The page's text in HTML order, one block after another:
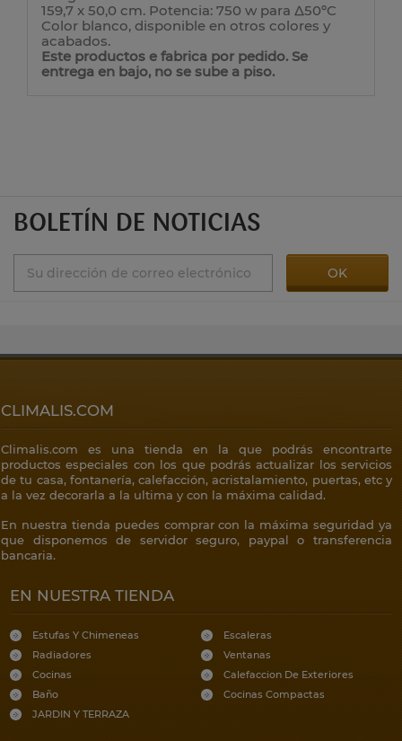
159,7 x 50,0 cm. Potencia: 750 w para Δ50ºC
Color blanco, disponible en otros colores y
acabados.
Este productos e fabrica por pedido. Se
entrega en bajo, no se sube a piso.
BOLETÍN DE NOTICIAS
CLIMALIS.COM
Climalis.com es una tienda en la que podrás encontrarte
productos especiales con los que podrás actualizar los servicios
de tu casa, fontanería, calefacción, acristalamiento, puertas, etc y
a la vez decorarla a la ultima y con la máxima calidad.
En nuestra tienda puedes comprar con la máxima seguridad ya
que disponemos de servidor seguro, paypal o transferencia
bancaria.
EN NUESTRA TIENDA
Estufas Y Chimeneas
Radiadores
Cocinas
Baño
JARDIN Y TERRAZA
Escaleras
Ventanas
Calefaccion De Exteriores
Cocinas Compactas